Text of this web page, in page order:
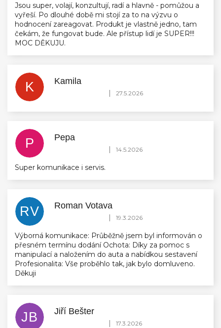
Jsou super, volají, konzultují, radí a hlavně - pomůžou a
vyřeší. Po dlouhé době mi stojí za to na výzvu o
hodnocení zareagovat. Produkt je vlastně jedno, tam
čekám, že fungovat bude. Ale přístup lidí je SUPER!!!
MOC DĚKUJU.
K Kamila
Hodnocení obchodu je 5 z 5 hvězdiček.
| 27.5.2026
P Pepa
Hodnocení obchodu je 5 z 5 hvězdiček.
| 14.5.2026
Super komunikace i servis.
RV Roman Votava
Hodnocení obchodu je 5 z 5 hvězdiček.
| 19.3.2026
Výborná komunikace: Průběžně jsem byl informován o
přesném termínu dodání Ochota: Díky za pomoc s
manipulací a naložením do auta a nabídkou sestavení
Profesionalita: Vše proběhlo tak, jak bylo domluveno.
Děkuji
JB Jiří Bešter
Hodnocení obchodu je 5 z 5 hvězdiček.
| 17.3.2026